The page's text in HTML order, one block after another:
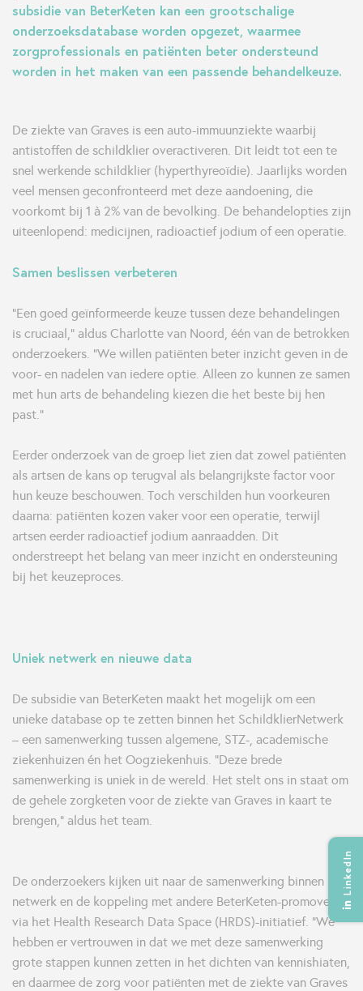
LinkedIn
subsidie van BeterKeten kan een grootschalige
onderzoeksdatabase worden opgezet, waarmee
zorgprofessionals en patiënten beter ondersteund
worden in het maken van een passende behandelkeuze.
De ziekte van Graves is een auto-immuunziekte waarbij
antistoffen de schildklier overactiveren. Dit leidt tot een te
snel werkende schildklier (hyperthyreoïdie). Jaarlijks worden
veel mensen geconfronteerd met deze aandoening, die
voorkomt bij 1 à 2% van de bevolking. De behandelopties zijn
uiteenlopend: medicijnen, radioactief jodium of een operatie.
Samen beslissen verbeteren
“Een goed geïnformeerde keuze tussen deze behandelingen
is cruciaal,” aldus Charlotte van Noord, één van de betrokken
onderzoekers. “We willen patiënten beter inzicht geven in de
voor- en nadelen van iedere optie. Alleen zo kunnen ze samen
met hun arts de behandeling kiezen die het beste bij hen
past.”
Eerder onderzoek van de groep liet zien dat zowel patiënten
als artsen de kans op terugval als belangrijkste factor voor
hun keuze beschouwen. Toch verschilden hun voorkeuren
daarna: patiënten kozen vaker voor een operatie, terwijl
artsen eerder radioactief jodium aanraadden. Dit
onderstreept het belang van meer inzicht en ondersteuning
bij het keuzeproces.
Uniek netwerk en nieuwe data
De subsidie van BeterKeten maakt het mogelijk om een
unieke database op te zetten binnen het SchildklierNetwerk
– een samenwerking tussen algemene, STZ-, academische
ziekenhuizen én het Oogziekenhuis. “Deze brede
samenwerking is uniek in de wereld. Het stelt ons in staat om
de gehele zorgketen voor de ziekte van Graves in kaart te
brengen,” aldus het team.
De onderzoekers kijken uit naar de samenwerking binnen het
netwerk en de koppeling met andere BeterKeten-promovendi
via het Health Research Data Space (HRDS)-initiatief. “We
hebben er vertrouwen in dat we met deze samenwerking
grote stappen kunnen zetten in het dichten van kennishiaten,
en daarmee de zorg voor patiënten met de ziekte van Graves